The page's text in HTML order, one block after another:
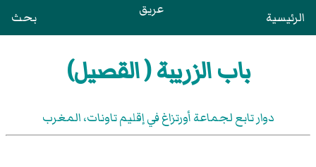
الرئيسية عريق بحث
باب الزريبة ( القصيل)
دوار تابع لجماعة أورتزاغ في إقليم تاونات، المغرب